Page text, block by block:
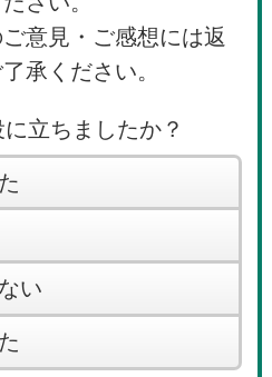
意見・ご感想には返
承ください。
立ちましたか？
い